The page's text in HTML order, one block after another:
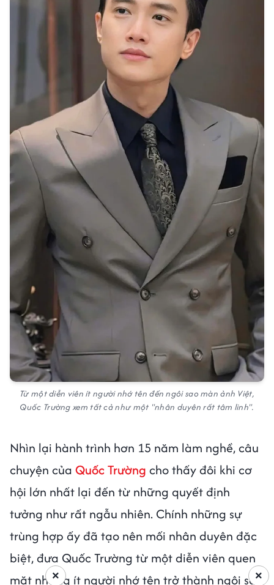
Từ một diễn viên ít người nhớ tên đến ngôi sao màn ảnh Việt,
Quốc Trường xem tất cả như một "nhân duyên rất tâm linh".
Nhìn lại hành trình hơn 15 năm làm nghề, câu
chuyện của Quốc Trường cho thấy đôi khi cơ
hội lớn nhất lại đến từ những quyết định
tưởng như rất ngẫu nhiên. Chính những sự
trùng hợp ấy đã tạo nên mối nhân duyên đặc
biệt, đưa Quốc Trường từ một diễn viên quen
mặt nhưng ít người nhớ tên trở thành ngôi sao
×
×